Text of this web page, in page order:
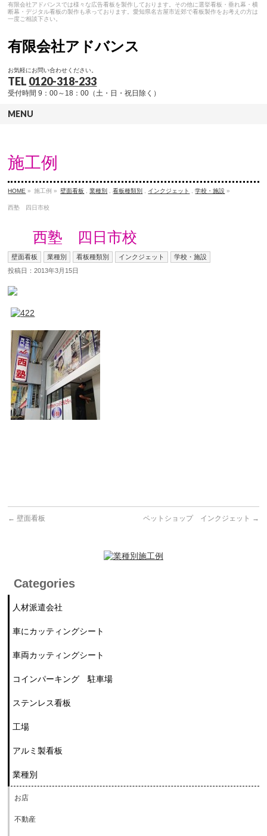
有限会社アドバンスでは様々な広告看板を製作しております。その他に選挙看板・垂れ幕・横
断幕・デジタル看板の製作も承っております。愛知県名古屋市近郊で看板製作をお考えの方は
一度ご相談下さい。
有限会社アドバンス
お気軽にお問い合わせください。
TEL 0120-318-233
受付時間 9：00～18：00（土・日・祝日除く）
MENU
施工例
HOME » 施工例 » 壁面看板 ,業種別 ,看板種類別 インクジェット ,学校・施設 »
西塾 四日市校
西塾 四日市校
壁面看板 業種別 看板種類別 インクジェット
学校・施設
投稿日：2013年3月15日
← 壁面看板 ペットショップ インクジェット →
Categories
人材派遣会社
車にカッティングシート
車両カッティングシート
コインパーキング 駐車場
ステンレス看板
工場
アルミ製看板
業種別
お店
不動産